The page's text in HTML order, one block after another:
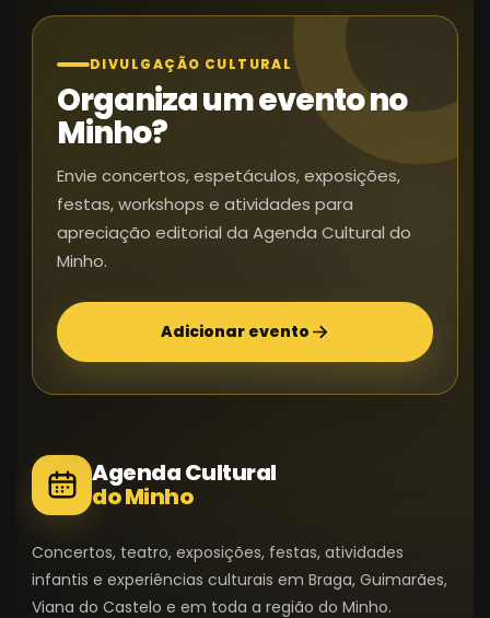
DIVULGAÇÃO CULTURAL
Organiza um evento no
Minho?
Envie concertos, espetáculos, exposições,
festas, workshops e atividades para
apreciação editorial da Agenda Cultural do
Minho.
Adicionar evento
Agenda Cultural
do Minho
Concertos, teatro, exposições, festas, atividades
infantis e experiências culturais em Braga, Guimarães,
Viana do Castelo e em toda a região do Minho.